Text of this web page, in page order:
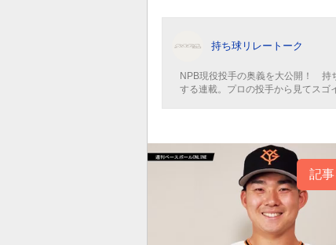
持ち球リレートーク
NPB現役投手の奥義を大公開！ 持
する連載。プロの投手から見てスゴ
記